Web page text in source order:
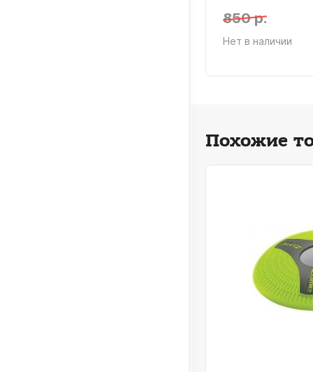
850 р.
Нет в наличии
Похожие